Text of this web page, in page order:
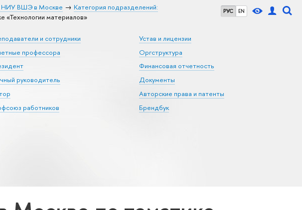
РУС EN
НИУ ВШЭ в Москве
Категория подразделений:
материалов»
и сотрудники
профессора
руководитель
работников
Устав и лицензии
Оргструктура
Финансовая отчетность
Документы
Авторские права и патенты
Брендбук